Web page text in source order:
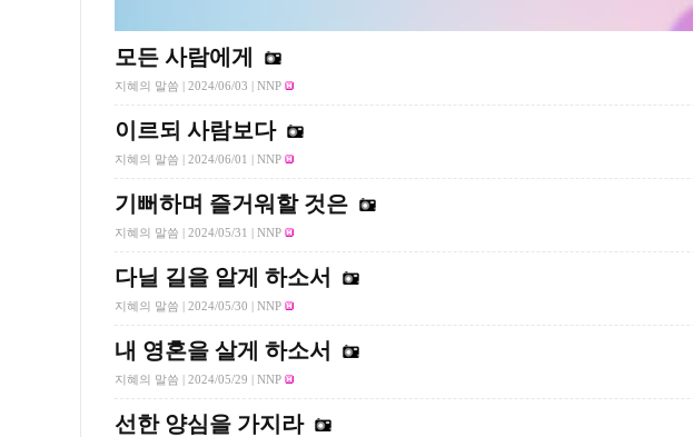
모든 사람에게
지혜의 말씀 | 2024/06/03 | NNP
이르되 사람보다
지혜의 말씀 | 2024/06/01 | NNP
기뻐하며 즐거워할 것은
지혜의 말씀 | 2024/05/31 | NNP
다닐 길을 알게 하소서
지혜의 말씀 | 2024/05/30 | NNP
내 영혼을 살게 하소서
지혜의 말씀 | 2024/05/29 | NNP
선한 양심을 가지라